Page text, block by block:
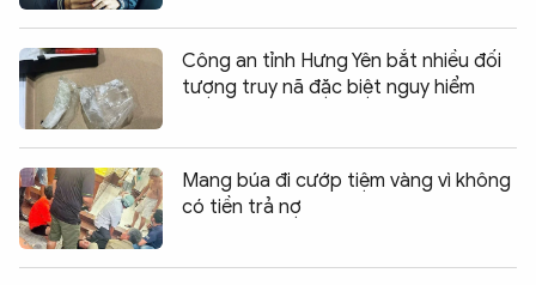
Công an tỉnh Hưng Yên bắt nhiều đối
tượng truy nã đặc biệt nguy hiểm
Mang búa đi cướp tiệm vàng vì không
có tiền trả nợ